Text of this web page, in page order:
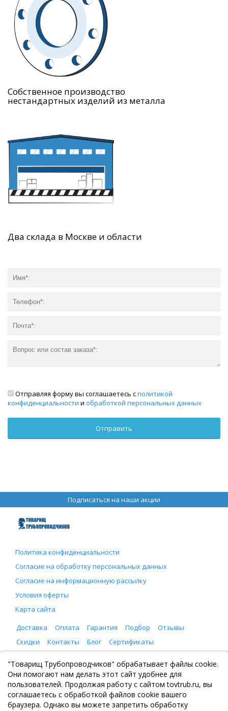
Собственное производство
нестандартных изделий из металла
Два склада в Москве и области
Отправляя форму вы соглашаетесь сполитикой
конфиденциальности и обработкой персональных данных
Подписаться на наши акции
Политика конфиденциальности
Согласие на обработку персональных данных
Согласие на информационную рассылку
Условия оферты
Карта сайта
Доставка
Оплата Гарантия Подбор
Отзывы
Скидки
Контакты Блог Сертификаты
ООО "Товарищ Трубопроводчиков"
Москва, Рязанский проспект 8, с. 2
+7 (495) 065-46-75
zakaz@tovtrub.ru
09:00-17:00 ПН-ПТ
Склад: Москва, Рязанский проспект 8, с. 2
"Товарищ Трубопроводчиков" обрабатывает файлы cookie.
Они помогают нам делать этот сайт удобнее для
пользователей. Продолжая работу с сайтом tovtrub.ru, вы
соглашаетесь с обработкой файлов cookie вашего
браузера. Однако вы можете запретить обработку